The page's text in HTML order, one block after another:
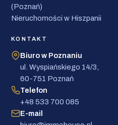
(Poznań)
Nieruchomości w Hiszpanii
KONTAKT
Biuro w Poznaniu
ul. Wyspiańskiego 14/3,
60-751 Poznań
Telefon
+48 533 700 085
E-mail